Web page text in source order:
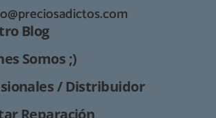
Blog
Somos ;)
/ Distribuidor
Reparación